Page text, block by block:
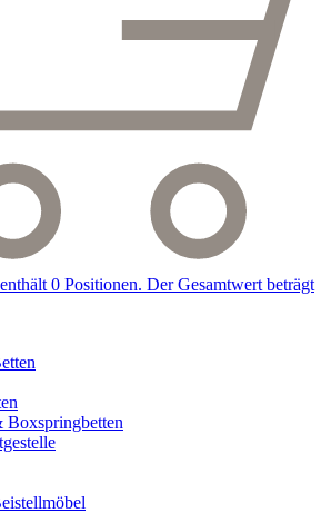
0 Positionen. Der Gesamtwert beträgt
Boxspringbetten